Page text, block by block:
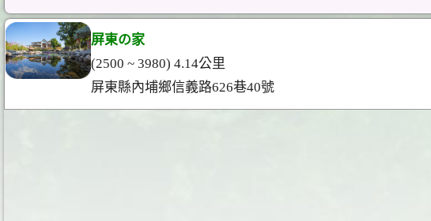
屏東の家
(2500 ~ 3980) 4.14公里
屏東縣內埔鄉信義路626巷40號